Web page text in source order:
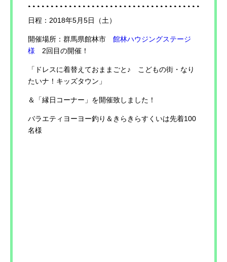
日程：2018年5月5日（土）
開催場所：群馬県館林市 館林ハウジングステージ
様 2回目の開催！
「ドレスに着替えておままごと♪ こどもの街・なり
たいナ！キッズタウン」
＆「縁日コーナー」を開催致しました！
バラエティヨーヨー釣り＆きらきらすくいは先着100
名様